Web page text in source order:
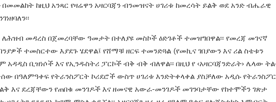
ከዚህ አንጻር የዛሬዋን አዛርባጃን ብንመዝናት ሀገሪቱ ከመረሳት ይልቅ ወደ አንድ ብሔራዊ
ለሕዝብ መዳረስ በጀመረባቸው ዓመታት በተለያዩ መስኮች ዕድገቶች ተመዝግበዋል፡፡ የመረጃ መገናኛ
ተመስርተው እያደጉ ሄደዋል፤ የሸማቹ ዘርፍ ተመንድጓል (የመኪና ገበያውን እና ሪል ስቴቱን
አዳዲስ ቢዝነሶች እና የኢንዱስትሪ ፓርኮች ብቅ ብቅ ብለዋል፡፡ በዚህ የ ‹አዛርባጃንድራት› ሌላው
በዓለምዓቀፍ የትራንስፖርት ኮሪደሮች ውስጥ ሀገሪቱ እንድትቀላቀል ያስቻለው አዲሱ
እና ደረጃቸውን የጠበቁ መንገዶች እና ዘመናዊ አውራ-መንገዶች መገንባታቸው የከተሞችን ገጽታ